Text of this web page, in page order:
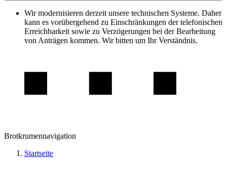
Wir modernisieren derzeit unsere technischen Systeme. Daher
kann es vorübergehend zu Einschränkungen der telefonischen
Erreichbarkeit sowie zu Verzögerungen bei der Bearbeitung
von Anträgen kommen. Wir bitten um Ihr Verständnis.
Brotkrumennavigation
Startseite